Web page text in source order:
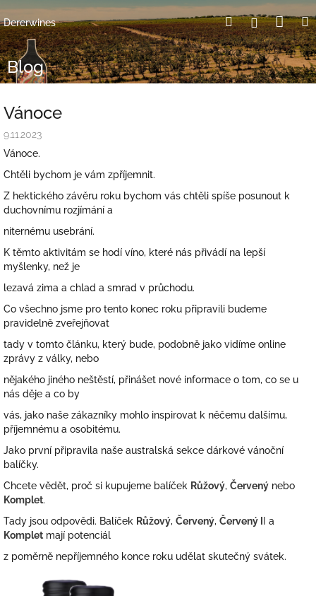
na
obsah
Dererwines HledatPřihlášení
Blog
Vánoce
9.11.2023
Vánoce.
Chtěli bychom je vám zpříjemnit.
Z hektického závěru roku bychom vás chtěli spíše posunout k
duchovnímu rozjímání a
niternému usebrání.
K těmto aktivitám se hodí víno, které nás přivádí na lepší
myšlenky, než je
lezavá zima a chlad a smrad v průchodu.
Co všechno jsme pro tento konec roku připravili budeme
pravidelně zveřejňovat
tady v tomto článku, který bude, podobně jako vidíme online
zprávy z války, nebo
nějakého jiného neštěstí, přinášet nové informace o tom, co se u
nás děje a co by
vás, jako naše zákazníky mohlo inspirovat k něčemu dalšímu,
příjemnému a osobitému.
Jako první připravila naše australská sekce dárkové vánoční
balíčky.
Chcete vědět, proč si kupujeme balíček Růžový, Červený nebo
Komplet.
Tady jsou odpovědi. Balíček Růžový, Červený, Červený I
a
Komplet mají potenciál
z poměrně nepříjemného konce roku udělat skutečný svátek.